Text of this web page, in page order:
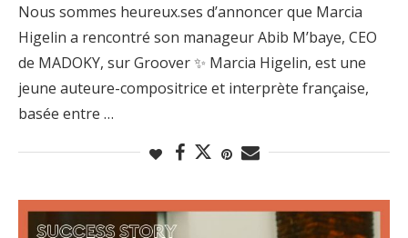
Nous sommes heureux.ses d’annoncer que Marcia
Higelin a rencontré son manageur Abib M’baye, CEO
de MADOKY, sur Groover ✨ Marcia Higelin, est une
jeune auteure-compositrice et interprète française,
basée entre …